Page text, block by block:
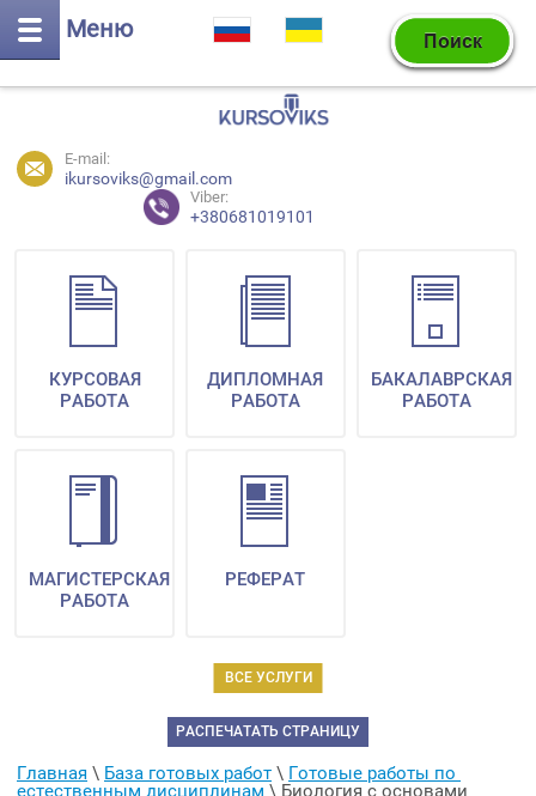
Меню
E-mail:
ikursoviks@gmail.com
Viber:
+380681019101
ВСЕ УСЛУГИ
КУРСОВАЯ
РАБОТА
ДИПЛОМНАЯ
РАБОТА
БАКАЛАВРСКАЯ
РАБОТА
МАГИСТЕРСКАЯ
РАБОТА
РЕФЕРАТ
РАСПЕЧАТАТЬ СТРАНИЦУ
Главная \ База готовых работ \ Готовые работы по
естественным дисциплинам \ Биология с основами